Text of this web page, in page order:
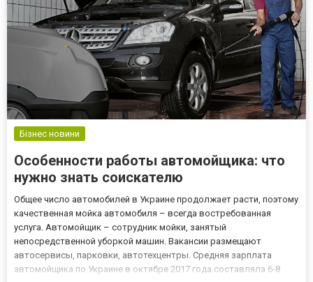
Бізнес новини
Особенности работы автомойщика: что
нужно знать соискателю
Общее число автомобилей в Украине продолжает расти, поэтому
качественная мойка автомобиля – всегда востребованная
услуга. Автомойщик – сотрудник мойки, занятый
непосредственной уборкой машин. Вакансии размещают
автосервисы, парковки, автотехцентры. Средняя зарплата
автомойщика по Украине в октябре 2017 года составляла 6-8